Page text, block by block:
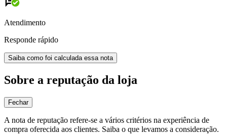
Atendimento
Responde rápido
Saiba como foi calculada essa nota
Sobre a reputação da loja
Fechar
A nota de reputação refere-se a vários critérios na experiência de
compra oferecida aos clientes. Saiba o que levamos a consideração.